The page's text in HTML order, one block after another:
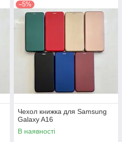
–5%
Чехол книжка для Samsung
Galaxy A16
В наявності